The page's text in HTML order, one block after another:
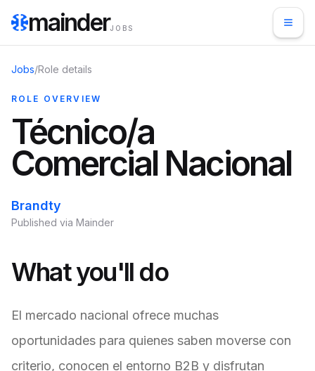
mainderJOBS
Jobs/Role details
ROLE OVERVIEW
Técnico/a
Comercial Nacional
Brandty
Published via Mainder
What you'll do
El mercado nacional ofrece muchas
oportunidades para quienes saben moverse con
criterio, conocen el entorno B2B y disfrutan